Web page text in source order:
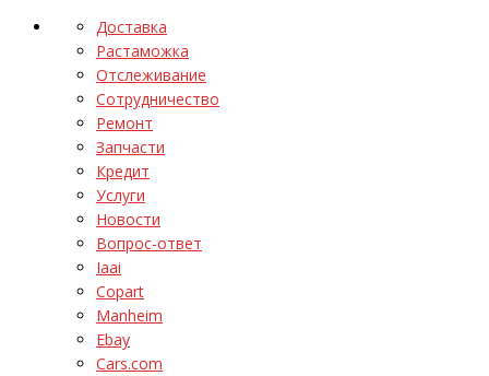
Доставка
Растаможка
Отслеживание
Сотрудничество
Ремонт
Запчасти
Кредит
Услуги
Новости
Вопрос-ответ
Iaai
Copart
Manheim
Ebay
Cars.com